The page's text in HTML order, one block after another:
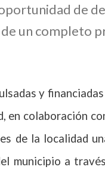
de
un completo
y
en colaboración
de la localidad
municipio a